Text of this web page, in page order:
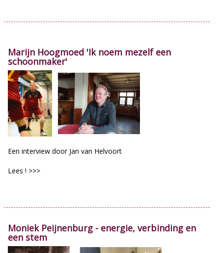
Marijn Hoogmoed 'Ik noem mezelf een
schoonmaker'
Een interview door Jan van Helvoort
Lees ! >>>
Moniek Peijnenburg - energie, verbinding en
een stem